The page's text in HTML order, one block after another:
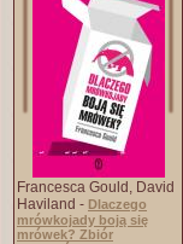
Francesca Gould, David
Haviland - Dlaczego
mrówkojady boją się
mrówek? Zbiór